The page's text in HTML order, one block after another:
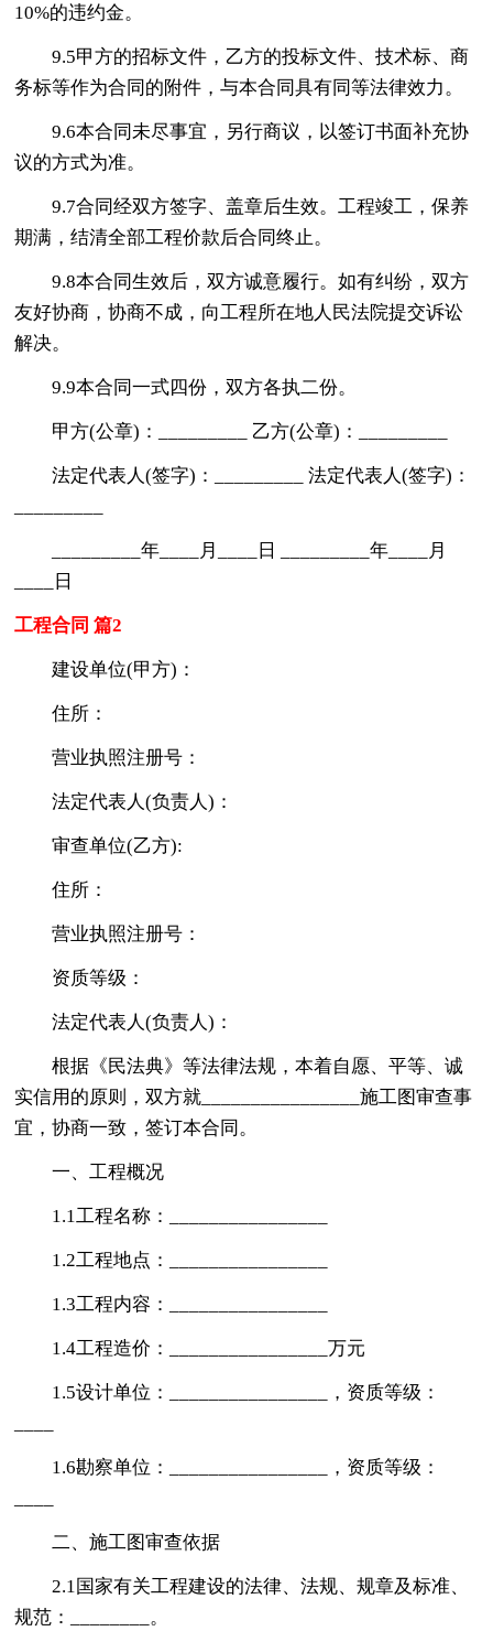
10%的违约金。
9.5甲方的招标文件，乙方的投标文件、技术标、商
务标等作为合同的附件，与本合同具有同等法律效力。
9.6本合同未尽事宜，另行商议，以签订书面补充协
议的方式为准。
9.7合同经双方签字、盖章后生效。工程竣工，保养
期满，结清全部工程价款后合同终止。
9.8本合同生效后，双方诚意履行。如有纠纷，双方
友好协商，协商不成，向工程所在地人民法院提交诉讼
解决。
9.9本合同一式四份，双方各执二份。
甲方(公章)：_________ 乙方(公章)：_________
法定代表人(签字)：_________ 法定代表人(签字)：
_________年____月____日 _________年____月
____日
工程合同 篇2
建设单位(甲方)：
住所：
营业执照注册号：
法定代表人(负责人)：
审查单位(乙方):
住所：
营业执照注册号：
资质等级：
法定代表人(负责人)：
根据《民法典》等法律法规，本着自愿、平等、诚
实信用的原则，双方就________________施工图审查事
宜，协商一致，签订本合同。
一、工程概况
1.1工程名称：________________
1.2工程地点：________________
1.3工程内容：________________
1.4工程造价：________________万元
1.5设计单位：________________，资质等级：
1.6勘察单位：________________，资质等级：
二、施工图审查依据
2.1国家有关工程建设的法律、法规、规章及标准、
规范：________。